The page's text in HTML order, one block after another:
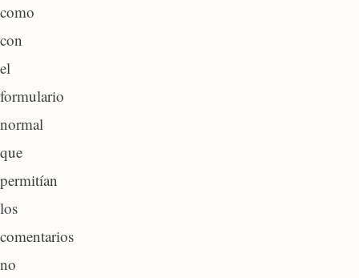
como
con
el
formulario
normal
que
permitían
los
comentarios
no